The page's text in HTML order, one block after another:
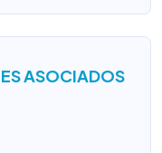
ASOCIADOS